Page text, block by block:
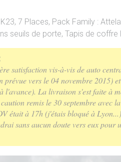
7 Places, Pack Family :
seuils de porte, Tapis de coffre
satisfaction vis-à-vis de auto
vers le 04 novembre 2015)
l'avance). La livraison s'est faite à
remis le 30 septembre avec
était à 17h (j'étais bloqué à
sans aucun doute vers eux pour